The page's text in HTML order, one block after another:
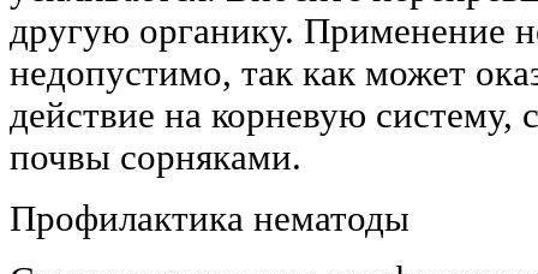
другую органику. Применение
недопустимо, так как может
действие на корневую систему,
почвы сорняками.
Профилактика нематоды